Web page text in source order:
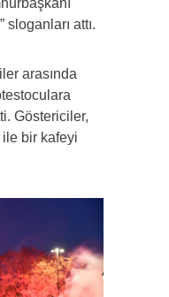
” sloganları attı.
arasında
Göstericiler,
bir kafeyi